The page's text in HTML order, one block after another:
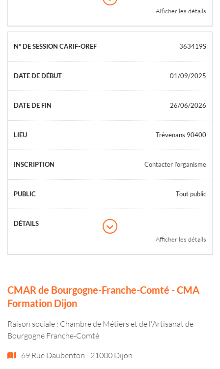
Afficher les détails
363419S
01/09/2025
26/06/2026
Trévenans 90400
Contacter l’organisme
Tout public
Afficher les détails
CMAR de Bourgogne-Franche-Comté - CMA
Formation Dijon
Raison sociale : Chambre de Métiers et de l'Artisanat de
Bourgogne Franche-Comté
69 Rue Daubenton - 21000 Dijon